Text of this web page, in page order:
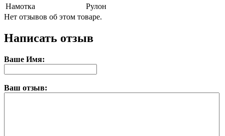
Намотка
Рулон
Нет отзывов об этом товаре.
Написать отзыв
Ваше Имя:
Ваш отзыв: